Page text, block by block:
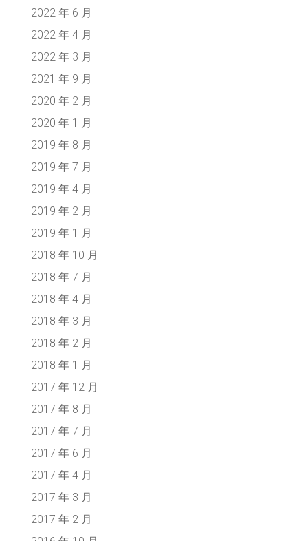
2022 年 6 月
2022 年 4 月
2022 年 3 月
2021 年 9 月
2020 年 2 月
2020 年 1 月
2019 年 8 月
2019 年 7 月
2019 年 4 月
2019 年 2 月
2019 年 1 月
2018 年 10 月
2018 年 7 月
2018 年 4 月
2018 年 3 月
2018 年 2 月
2018 年 1 月
2017 年 12 月
2017 年 8 月
2017 年 7 月
2017 年 6 月
2017 年 4 月
2017 年 3 月
2017 年 2 月